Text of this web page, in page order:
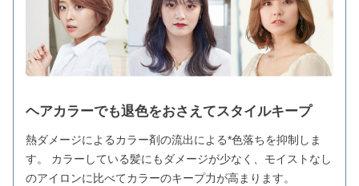
ヘアカラーでも退色をおさえてスタイルキープ
熱ダメージによるカラー剤の流出による*色落ちを抑制しま
す。 カラーしている髪にもダメージが少なく、モイストなし
のアイロンに比べてカラーのキープ力が高まります。